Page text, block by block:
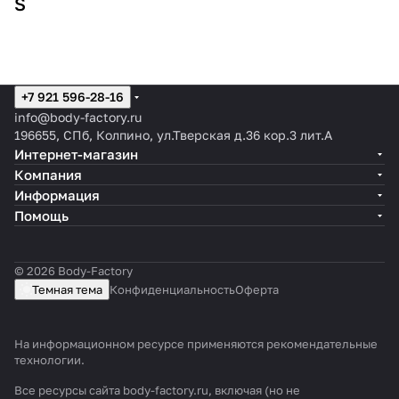
+7 921 596-28-16
info@body-factory.ru
196655, СПб, Колпино, ул.Тверская д.36 кор.3 лит.А
Интернет-магазин
Компания
Информация
Помощь
© 2026 Body-Factory
Темная тема КонфиденциальностьОферта
На информационном ресурсе применяются рекомендательные
технологии.
Все ресурсы сайта body-factory.ru, включая (но не